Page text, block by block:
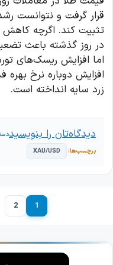
تثبیت کند. اگرچه کاهش
در روز گذشته باعث
اما افزایش ریسک‌های
افزایش دوباره نرخ بهره
زرد سایه انداخته است.
XAU/USD
دیدگاه‌تان را بنویسید
برگه1 برگه2